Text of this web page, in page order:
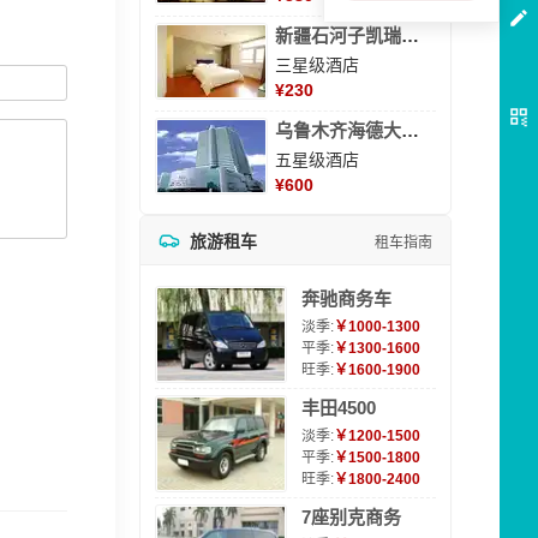
新疆石河子凯瑞酒店
三星级酒店
¥230
乌鲁木齐海德大酒店
五星级酒店
¥600
旅游租车 租车指南
奔驰商务车
淡季:￥1000-1300
平季:￥1300-1600
旺季:￥1600-1900
丰田4500
淡季:￥1200-1500
平季:￥1500-1800
旺季:￥1800-2400
7座别克商务